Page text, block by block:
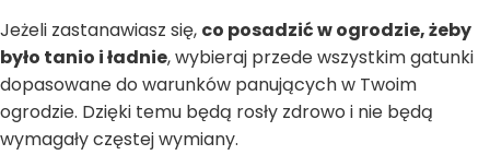
Jeżeli zastanawiasz się, co posadzić w ogrodzie, żeby
było tanio i ładnie, wybieraj przede wszystkim gatunki
dopasowane do warunków panujących w Twoim
ogrodzie. Dzięki temu będą rosły zdrowo i nie będą
wymagały częstej wymiany.